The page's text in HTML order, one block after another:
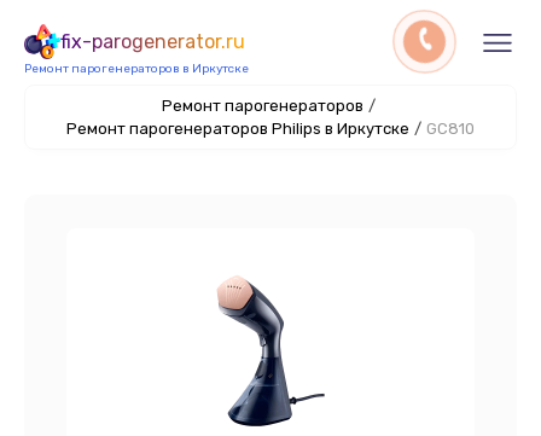
fix-parogenerator.ru
Ремонт парогенераторов в Иркутске
Ремонт парогенераторов /
Ремонт парогенераторов Philips в Иркутске / GC810